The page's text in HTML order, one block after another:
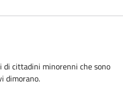
cittadini minorenni che sono
dimorano.